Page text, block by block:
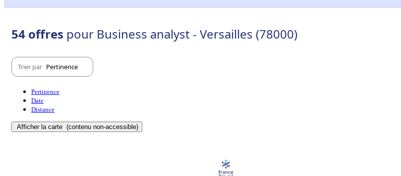
54 offres pour Business analyst - Versailles (78000)
Trier par Pertinence
Pertinence
Date
Distance
Afficher la carte (contenu non-accessible)